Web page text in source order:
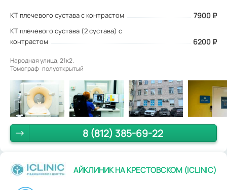
КТ плечевого сустава с контрастом 7900 ₽
КТ плечевого сустава (2 сустава) с
контрастом
6200 ₽
Народная улица, 21к2.
Томограф: полуоткрытый
8 (812) 385-69-22
АЙКЛИНИК НА КРЕСТОВСКОМ (ICLINIC)